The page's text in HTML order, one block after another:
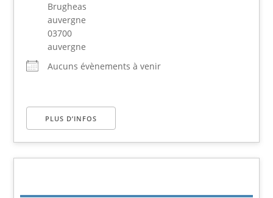
Brugheas
auvergne
03700
auvergne
Aucuns évènements à venir
PLUS D’INFOS